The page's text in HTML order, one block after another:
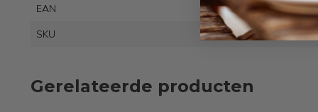
EAN
SKU
Gerelateerde producten